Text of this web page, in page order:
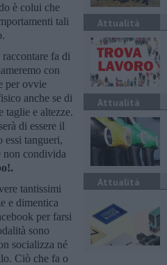
è colui che
tali
fa di
con
per ovvie
anche se di
taglie e altezze.
di essere il
essi tangueri,
non condivida
tantissimi
e dimentica
per farsi
sono
socializza né
Ciò che fa o
Attualità
Attualità
Attualità